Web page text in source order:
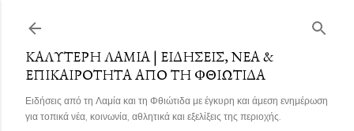
ΚΑΛΎΤΕΡΗ ΛΑΜΊΑ | ΕΙΔΉΣΕΙΣ, ΝΈΑ &
ΕΠΙΚΑΙΡΌΤΗΤΑ ΑΠΌ ΤΗ ΦΘΙΏΤΙΔΑ
Ειδήσεις από τη Λαμία και τη Φθιώτιδα με έγκυρη και άμεση ενημέρωση
για τοπικά νέα, κοινωνία, αθλητικά και εξελίξεις της περιοχής.